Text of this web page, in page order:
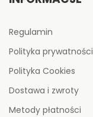
Regulamin
Polityka prywatności
Polityka Cookies
Dostawa i zwroty
Metody płatności